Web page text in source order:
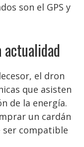
son el GPS y
actualidad
el dron
que asisten
de la energía.
un cardán
ser compatible